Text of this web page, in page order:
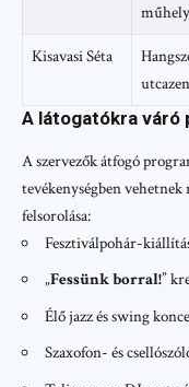
műhely
Kisavasi Séta
A látogatókra váró
A szervezők átfogó
tevékenységben
felsorolása:
Fesztiválpohár-
„Fessünk borral!”
Élő jazz és swing
Szaxofon- és